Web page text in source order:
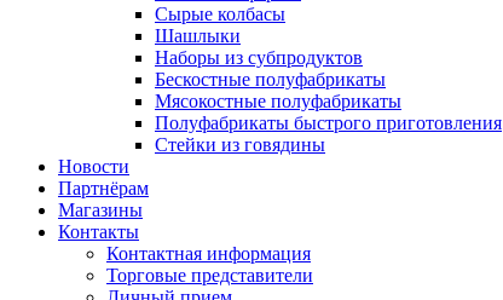
Сырые колбасы
Шашлыки
Наборы из субпродуктов
Бескостные полуфабрикаты
Мясокостные полуфабрикаты
Полуфабрикаты быстрого приготовления
Стейки из говядины
Новости
Партнёрам
Магазины
Контакты
Контактная информация
Торговые представители